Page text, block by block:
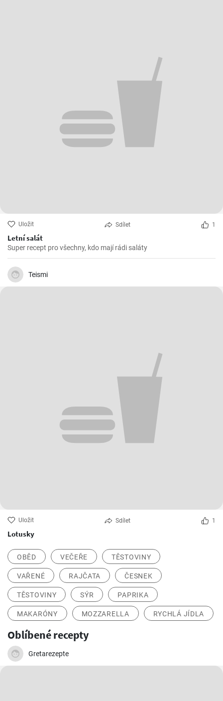
Uložit Sdílet 1
Letní salát
Super recept pro všechny, kdo mají rádi saláty
Teismi
Uložit Sdílet 1
Lotusky
OBĚD VEČEŘE TĚSTOVINY
VAŘENÉ RAJČATA ČESNEK
TĚSTOVINY SÝR PAPRIKA
MAKARÓNY MOZZARELLA RYCHLÁ JÍDLA
Oblíbené recepty
Gretarezepte